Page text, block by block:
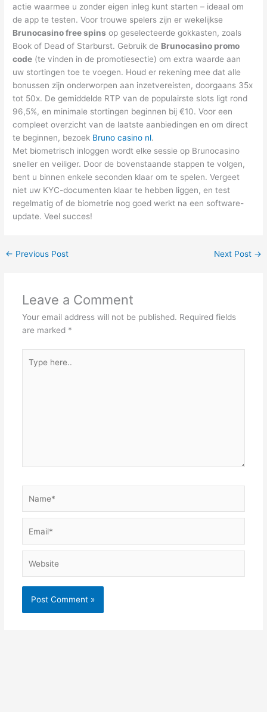
actie waarmee u zonder eigen inleg kunt starten – ideaal om
de app te testen. Voor trouwe spelers zijn er wekelijkse
Brunocasino free spins op geselecteerde gokkasten, zoals
Book of Dead of Starburst. Gebruik de Brunocasino promo
code (te vinden in de promotiesectie) om extra waarde aan
uw stortingen toe te voegen. Houd er rekening mee dat alle
bonussen zijn onderworpen aan inzetvereisten, doorgaans 35x
tot 50x. De gemiddelde RTP van de populairste slots ligt rond
96,5%, en minimale stortingen beginnen bij €10. Voor een
compleet overzicht van de laatste aanbiedingen en om direct
te beginnen, bezoek Bruno casino nl.
Met biometrisch inloggen wordt elke sessie op Brunocasino
sneller en veiliger. Door de bovenstaande stappen te volgen,
bent u binnen enkele seconden klaar om te spelen. Vergeet
niet uw KYC-documenten klaar te hebben liggen, en test
regelmatig of de biometrie nog goed werkt na een software-
update. Veel succes!
← Previous Post Next Post →
Leave a Comment
Your email address will not be published. Required fields
are marked *
here..